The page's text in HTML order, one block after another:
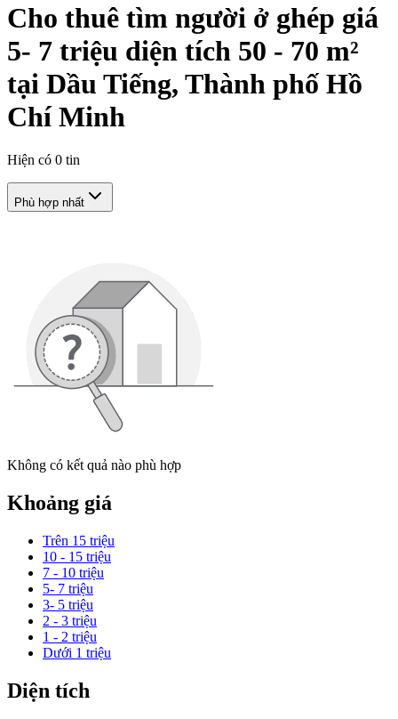
Cho thuê tìm người ở ghép giá
5- 7 triệu diện tích 50 - 70 m²
tại Dầu Tiếng, Thành phố Hồ
Chí Minh
Hiện có 0 tin
Phù hợp nhất
Không có kết quả nào phù hợp
Khoảng giá
Trên 15 triệu
10 - 15 triệu
7 - 10 triệu
5- 7 triệu
3- 5 triệu
2 - 3 triệu
1 - 2 triệu
Dưới 1 triệu
Diện tích